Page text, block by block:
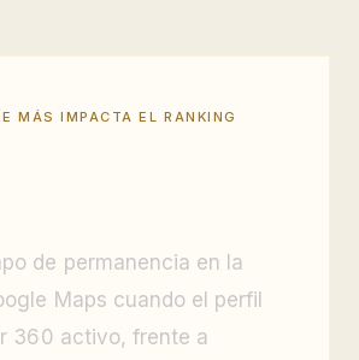
MÁS IMPACTA EL RANKING
de permanencia en la
Maps cuando el perfil
360 activo, frente a